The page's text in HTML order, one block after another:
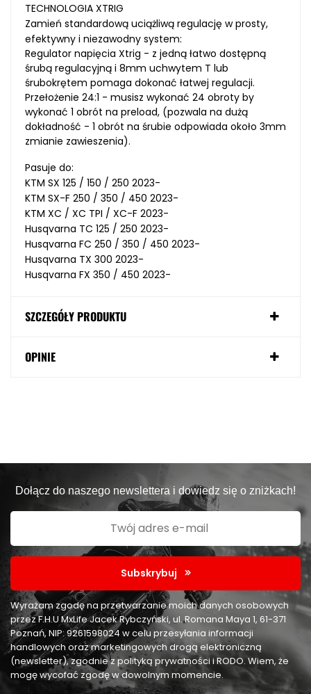
TECHNOLOGIA XTRIG
Zamień standardową uciążliwą regulację w prosty,
efektywny i niezawodny system:
Regulator napięcia Xtrig - z jedną łatwo dostępną
śrubą regulacyjną i 8mm uchwytem T lub
śrubokrętem pomaga dokonać łatwej regulacji.
Przełożenie 24:1 - musisz wykonać 24 obroty by
wykonać 1 obrót na preload, (pozwala na dużą
dokładność - 1 obrót na śrubie odpowiada około 3mm
zmianie zawieszenia).
Pasuje do:
KTM SX 125 / 150 / 250 2023-
KTM SX-F 250 / 350 / 450 2023-
KTM XC / XC TPI / XC-F 2023-
Husqvarna TC 125 / 250 2023-
Husqvarna FC 250 / 350 / 450 2023-
Husqvarna TX 300 2023-
Husqvarna FX 350 / 450 2023-
SZCZEGÓŁY PRODUKTU
OPINIE
Dołącz do naszego newslettera i dowiedz się o zniżkach!
Subskrybuj
Wyrażam zgodę na przetwarzanie moich danych osobowych
przez F.H.U MxLife Jacek Rybczyński, ul. Romana Maya 1, 61-371
Poznań, NIP: 9261598024 w celu przesyłania informacji
handlowych oraz marketingowych drogą elektroniczną
(newsletter), zgodnie z polityką prywatności i RODO. Wiem, że
mogę wycofać zgodę w dowolnym momencie.